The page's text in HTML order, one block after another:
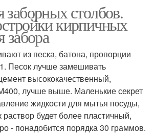
столбов.
кирпичных
забора
из песка, батона, пропорции
Песок лучше замешивать
высококачественный,
лучше выше. Маленькие секрет
жидкости для мытья посуды,
будет более пластичный,
- понадобится порядка 30 граммов.